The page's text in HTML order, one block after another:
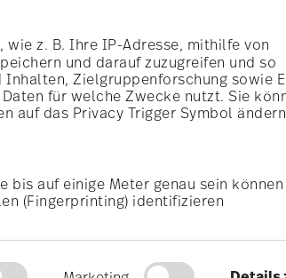
z. B. Ihre IP-Adresse, mithilfe von
und darauf zuzugreifen und so
Inhalten, Zielgruppenforschung sowie
für welche Zwecke nutzt. Sie
auf das Privacy Trigger Symbol
auf einige Meter genau sein können
(Fingerprinting) identifizieren
Funktionen für soziale Medien
Sie unsere Marken
Impressum Cookie-
mit anderen Gutscheinen/ Rabattaktionen
Rosenthal GmbH. All rights reserved